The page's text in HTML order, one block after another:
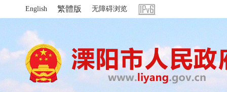
English 繁體版 无障碍浏览